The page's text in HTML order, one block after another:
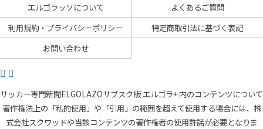
エルゴラッソについて
よくあるご質問
利用規約・プライバシーポリシー
特定商取引法に基づく表記
お問い合わせ
サッカー専門新聞ELGOLAZOサブスク版 エルゴラ+ 内のコンテンツについて
著作権法上の「私的使用」や「引用」の範囲を超えて使用する場合には、株
式会社スクワッドや当該コンテンツの著作権者の使用許諾が必要となりま